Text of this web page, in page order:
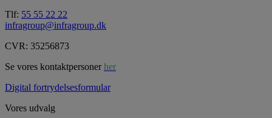
Tlf: 55 55 22 22
infragroup@infragroup.dk
CVR: 35256873
Se vores kontaktpersoner her
Digital fortrydelsesformular
Vores udvalg